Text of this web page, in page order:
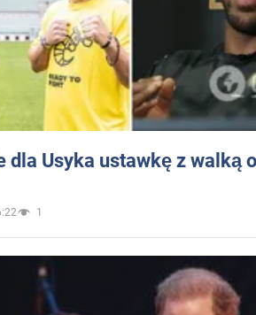
dla Usyka ustawkę z walką
1